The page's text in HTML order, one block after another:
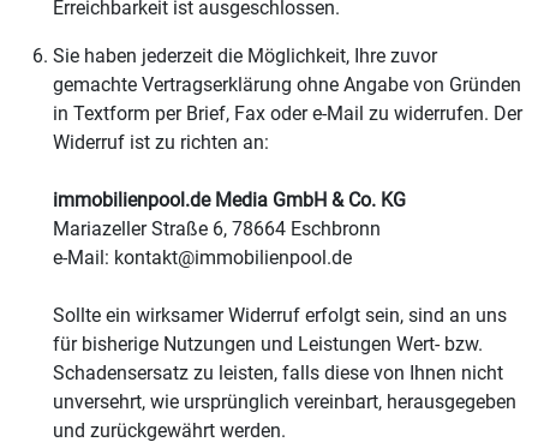
Erreichbarkeit ist ausgeschlossen.
Sie haben jederzeit die Möglichkeit, Ihre zuvor
gemachte Vertragserklärung ohne Angabe von Gründen
in Textform per Brief, Fax oder e-Mail zu widerrufen. Der
Widerruf ist zu richten an:
immobilienpool.de Media GmbH & Co. KG
Mariazeller Straße 6, 78664 Eschbronn
e-Mail: kontakt@immobilienpool.de
Sollte ein wirksamer Widerruf erfolgt sein, sind an uns
für bisherige Nutzungen und Leistungen Wert- bzw.
Schadensersatz zu leisten, falls diese von Ihnen nicht
unversehrt, wie ursprünglich vereinbart, herausgegeben
und zurückgewährt werden.